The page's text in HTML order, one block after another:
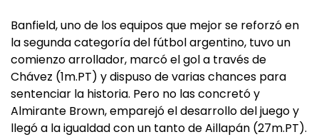
Banfield, uno de los equipos que mejor se reforzó en
la segunda categoría del fútbol argentino, tuvo un
comienzo arrollador, marcó el gol a través de
Chávez (1m.PT) y dispuso de varias chances para
sentenciar la historia. Pero no las concretó y
Almirante Brown, emparejó el desarrollo del juego y
llegó a la igualdad con un tanto de Aillapán (27m.PT).